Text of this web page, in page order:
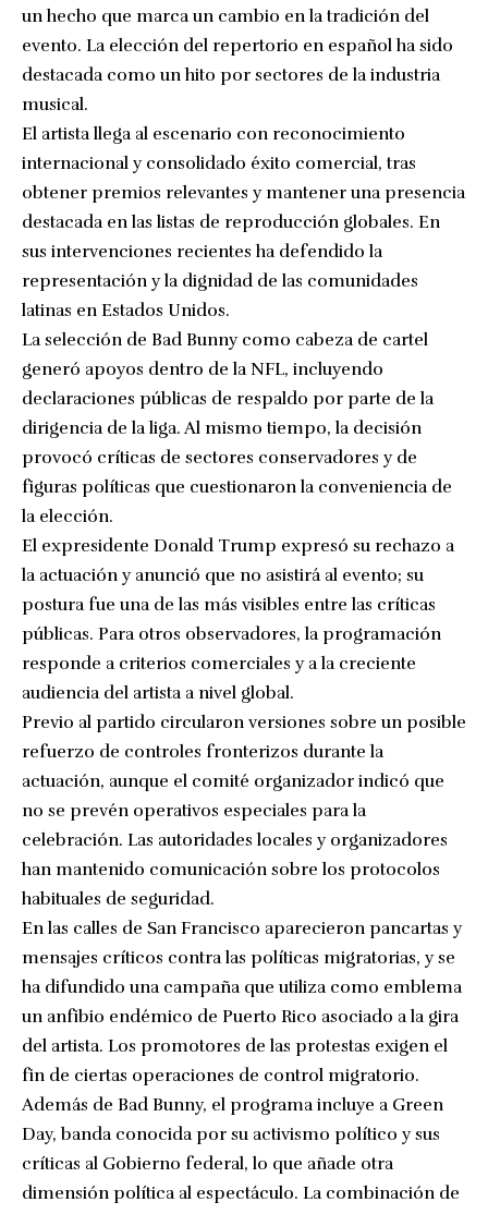
un hecho que marca un cambio en la tradición del
evento. La elección del repertorio en español ha sido
destacada como un hito por sectores de la industria
musical.
El artista llega al escenario con reconocimiento
internacional y consolidado éxito comercial, tras
obtener premios relevantes y mantener una presencia
destacada en las listas de reproducción globales. En
sus intervenciones recientes ha defendido la
representación y la dignidad de las comunidades
latinas en Estados Unidos.
La selección de Bad Bunny como cabeza de cartel
generó apoyos dentro de la NFL, incluyendo
declaraciones públicas de respaldo por parte de la
dirigencia de la liga. Al mismo tiempo, la decisión
provocó críticas de sectores conservadores y de
figuras políticas que cuestionaron la conveniencia de
la elección.
El expresidente Donald Trump expresó su rechazo a
la actuación y anunció que no asistirá al evento; su
postura fue una de las más visibles entre las críticas
públicas. Para otros observadores, la programación
responde a criterios comerciales y a la creciente
audiencia del artista a nivel global.
Previo al partido circularon versiones sobre un posible
refuerzo de controles fronterizos durante la
actuación, aunque el comité organizador indicó que
no se prevén operativos especiales para la
celebración. Las autoridades locales y organizadores
han mantenido comunicación sobre los protocolos
habituales de seguridad.
En las calles de San Francisco aparecieron pancartas y
mensajes críticos contra las políticas migratorias, y se
ha difundido una campaña que utiliza como emblema
un anfibio endémico de Puerto Rico asociado a la gira
del artista. Los promotores de las protestas exigen el
fin de ciertas operaciones de control migratorio.
Además de Bad Bunny, el programa incluye a Green
Day, banda conocida por su activismo político y sus
críticas al Gobierno federal, lo que añade otra
dimensión política al espectáculo. La combinación de